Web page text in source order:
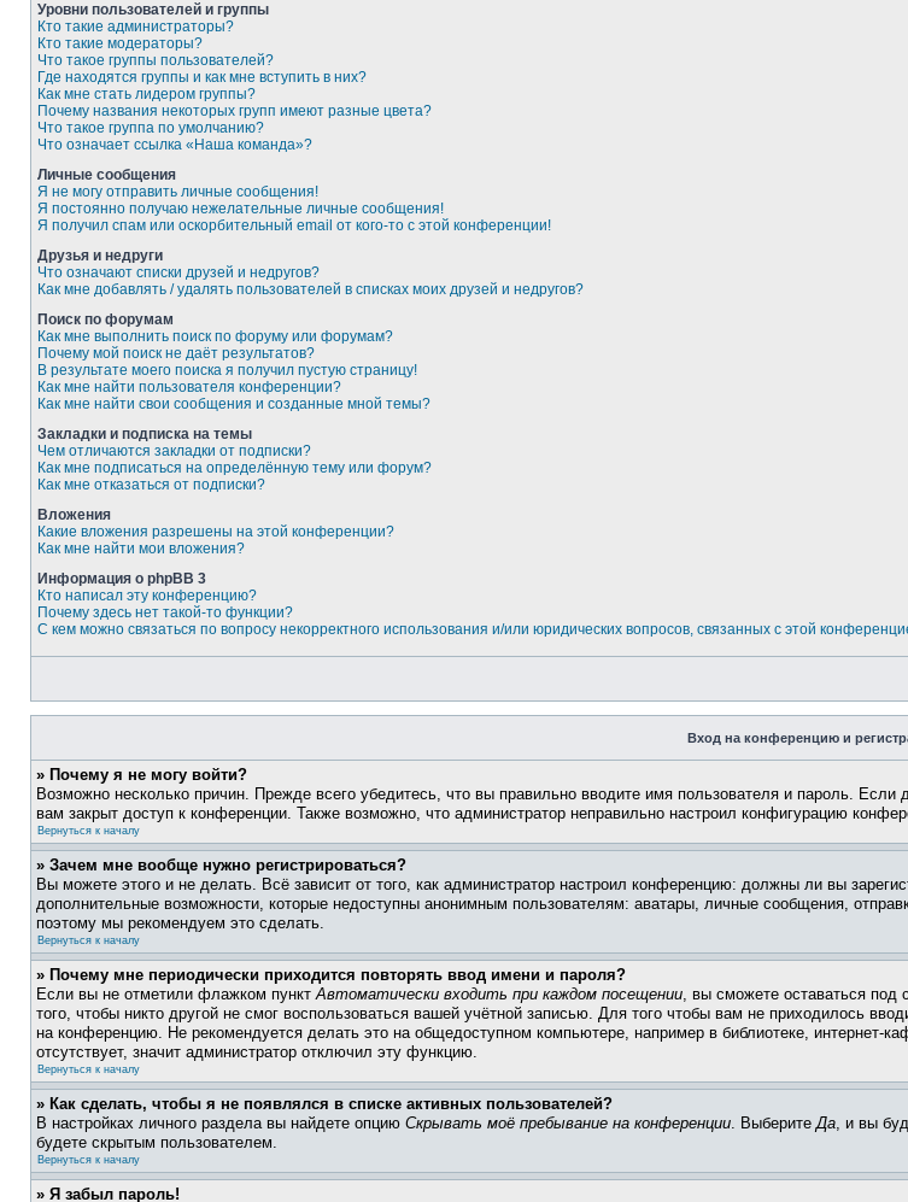
Уровни пользователей и группы
Кто такие администраторы?
Кто такие модераторы?
Что такое группы пользователей?
Где находятся группы и как мне вступить в них?
Как мне стать лидером группы?
Почему названия некоторых групп имеют разные цвета?
Что такое группа по умолчанию?
Что означает ссылка «Наша команда»?
Личные сообщения
Я не могу отправить личные сообщения!
Я постоянно получаю нежелательные личные сообщения!
Я получил спам или оскорбительный email от кого-то с этой конференции!
Друзья и недруги
Что означают списки друзей и недругов?
Как мне добавлять / удалять пользователей в списках моих друзей и недругов?
Поиск по форумам
Как мне выполнить поиск по форуму или форумам?
Почему мой поиск не даёт результатов?
В результате моего поиска я получил пустую страницу!
Как мне найти пользователя конференции?
Как мне найти свои сообщения и созданные мной темы?
Закладки и подписка на темы
Чем отличаются закладки от подписки?
Как мне подписаться на определённую тему или форум?
Как мне отказаться от подписки?
Вложения
Какие вложения разрешены на этой конференции?
Как мне найти мои вложения?
Информация о phpBB 3
Кто написал эту конференцию?
Почему здесь нет такой-то функции?
С кем можно связаться по вопросу некорректного использования и/или юридических вопросов, связанных с этой
Вход на конференцию и
» Почему я не могу войти?
Возможно несколько причин. Прежде всего убедитесь, что вы правильно вводите имя пользователя и пароль.
вам закрыт доступ к конференции. Также возможно, что администратор неправильно настроил конфигурацию
Вернуться к началу
» Зачем мне вообще нужно регистрироваться?
Вы можете этого и не делать. Всё зависит от того, как администратор настроил конференцию: должны ли вы
дополнительные возможности, которые недоступны анонимным пользователям: аватары, личные сообщения,
поэтому мы рекомендуем это сделать.
Вернуться к началу
» Почему мне периодически приходится повторять ввод имени и пароля?
Если вы не отметили флажком пунктАвтоматически входить при каждом посещении, вы сможете оставаться под
того, чтобы никто другой не смог воспользоваться вашей учётной записью. Для того чтобы вам не приходилось
на конференцию. Не рекомендуется делать это на общедоступном компьютере, например в библиотеке, интернет-
отсутствует, значит администратор отключил эту функцию.
Вернуться к началу
» Как сделать, чтобы я не появлялся в списке активных пользователей?
В настройках личного раздела вы найдете опцию Скрывать моё пребывание на конференции. ВыберитеДа, и вы
будете скрытым пользователем.
Вернуться к началу
» Я забыл пароль!